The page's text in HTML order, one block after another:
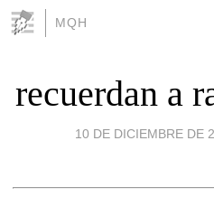
MQH
recuerdan a
10 DE DICIEMBRE DE